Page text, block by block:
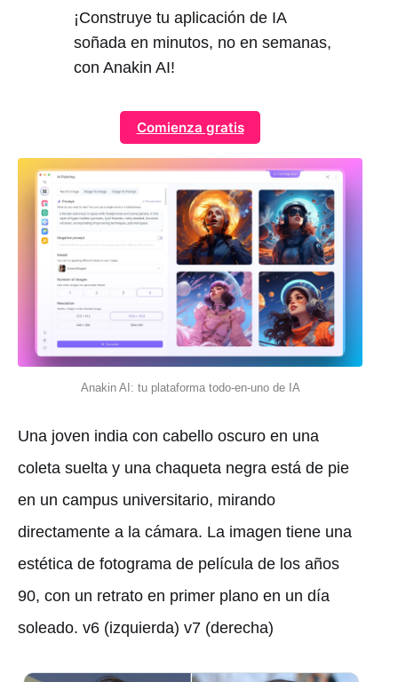
¡Construye tu aplicación de IA
soñada en minutos, no en semanas,
con Anakin AI!
Comienza gratis
Anakin AI: tu plataforma todo-en-uno de IA
Una joven india con cabello oscuro en una
coleta suelta y una chaqueta negra está de pie
en un campus universitario, mirando
directamente a la cámara. La imagen tiene una
estética de fotograma de película de los años
90, con un retrato en primer plano en un día
soleado. v6 (izquierda) v7 (derecha)